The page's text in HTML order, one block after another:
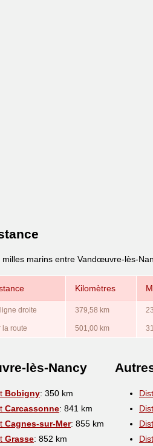
marins entre Vandœuvre-lès-
Kilomètres
droite 379,58 km
la route 501,00 km
lès-Nancy
Bobigny: 350 km
Carcassonne: 841 km
Cagnes-sur-Mer: 855 km
Grasse: 852 km